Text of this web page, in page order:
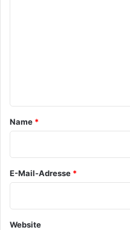
a
*
Name *
E-Mail-Adresse *
Website